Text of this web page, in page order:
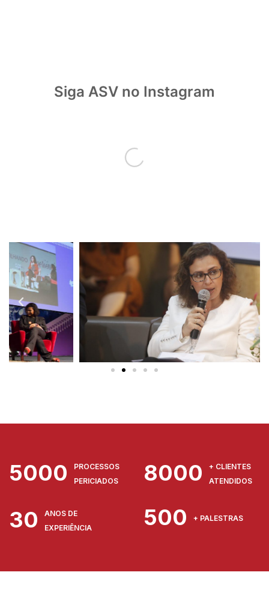
Siga ASV no Instagram
5000
PROCESSOS
PERICIADOS
8000
+ CLIENTES
ATENDIDOS
30
ANOS DE
EXPERIÊNCIA
500 + PALESTRAS